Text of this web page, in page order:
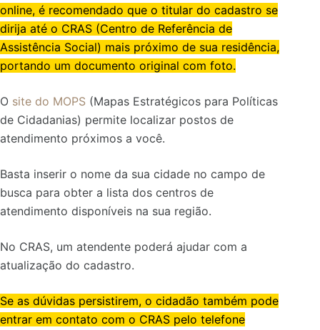
online, é recomendado que o titular do cadastro se
dirija até o CRAS (Centro de Referência de
Assistência Social) mais próximo de sua residência,
portando um documento original com foto.
O site do MOPS (Mapas Estratégicos para Políticas
de Cidadanias) permite localizar postos de
atendimento próximos a você.
Basta inserir o nome da sua cidade no campo de
busca para obter a lista dos centros de
atendimento disponíveis na sua região.
No CRAS, um atendente poderá ajudar com a
atualização do cadastro.
Se as dúvidas persistirem, o cidadão também pode
entrar em contato com o CRAS pelo telefone